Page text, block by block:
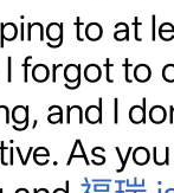
to at
forgot to
and I
As